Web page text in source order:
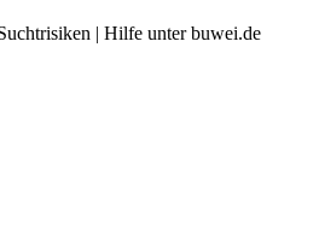
| Hilfe unter buwei.de